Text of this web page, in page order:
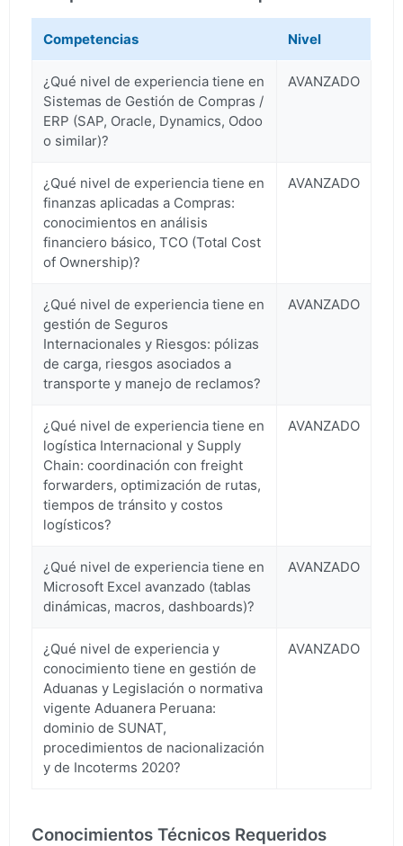
Competencias Nivel
¿Qué nivel de experiencia tiene en
Sistemas de Gestión de Compras /
ERP (SAP, Oracle, Dynamics, Odoo
o similar)?
AVANZADO
¿Qué nivel de experiencia tiene en
finanzas aplicadas a Compras:
conocimientos en análisis
financiero básico, TCO (Total Cost
of Ownership)?
AVANZADO
¿Qué nivel de experiencia tiene en
gestión de Seguros
Internacionales y Riesgos: pólizas
de carga, riesgos asociados a
transporte y manejo de reclamos?
AVANZADO
¿Qué nivel de experiencia tiene en
logística Internacional y Supply
Chain: coordinación con freight
forwarders, optimización de rutas,
tiempos de tránsito y costos
logísticos?
AVANZADO
¿Qué nivel de experiencia tiene en
Microsoft Excel avanzado (tablas
dinámicas, macros, dashboards)?
AVANZADO
¿Qué nivel de experiencia y
conocimiento tiene en gestión de
Aduanas y Legislación o normativa
vigente Aduanera Peruana:
dominio de SUNAT,
procedimientos de nacionalización
y de Incoterms 2020?
AVANZADO
Conocimientos Técnicos Requeridos